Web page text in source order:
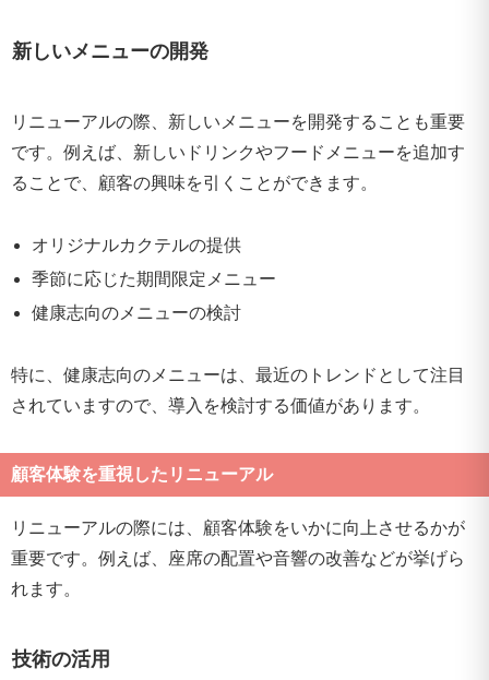
新しいメニューの開発
リニューアルの際、新しいメニューを開発することも重要
です。例えば、新しいドリンクやフードメニューを追加す
ることで、顧客の興味を引くことができます。
オリジナルカクテルの提供
季節に応じた期間限定メニュー
健康志向のメニューの検討
特に、健康志向のメニューは、最近のトレンドとして注目
されていますので、導入を検討する価値があります。
顧客体験を重視したリニューアル
リニューアルの際には、顧客体験をいかに向上させるかが
重要です。例えば、座席の配置や音響の改善などが挙げら
れます。
技術の活用